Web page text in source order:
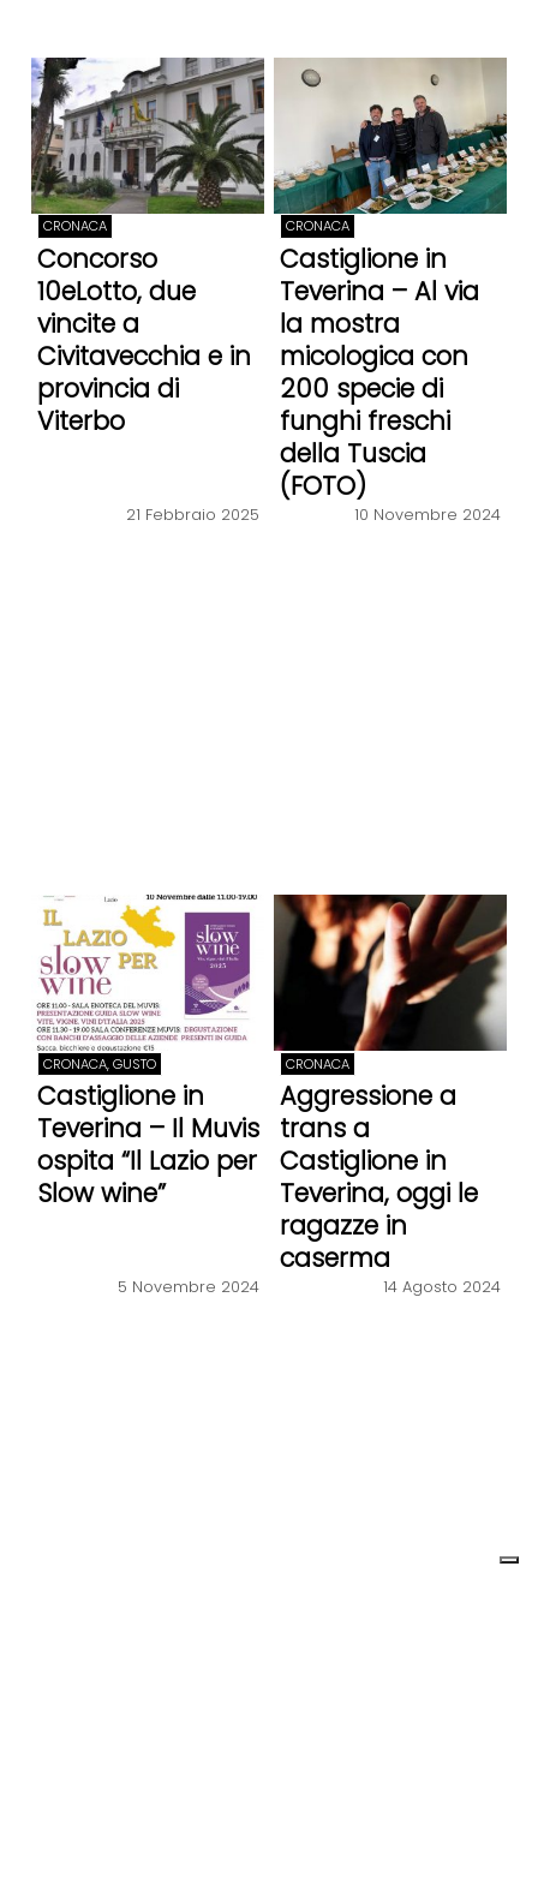
CRONACA
Concorso
10eLotto, due
vincite a
Civitavecchia e in
provincia di
Viterbo
21 Febbraio 2025
CRONACA
Castiglione in
Teverina – Al via
la mostra
micologica con
200 specie di
funghi freschi
della Tuscia
(FOTO)
10 Novembre 2024
CRONACA, GUSTO
Castiglione in
Teverina – Il Muvis
ospita “Il Lazio per
Slow wine”
5 Novembre 2024
CRONACA
Aggressione a
trans a
Castiglione in
Teverina, oggi le
ragazze in
caserma
14 Agosto 2024